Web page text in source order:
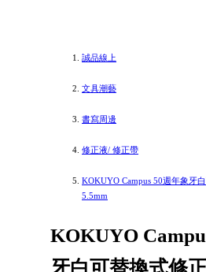
誠品線上
文具潮藝
書寫周邊
修正液/ 修正帶
KOKUYO Campus 50週年象牙
5.5mm
KOKUYO
牙白可替換式修